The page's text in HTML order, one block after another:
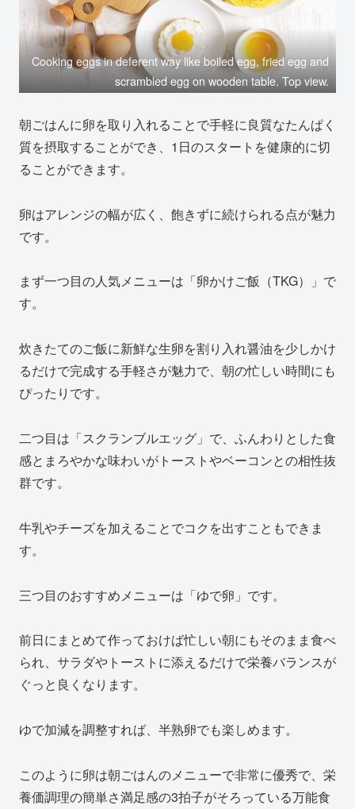
Cooking eggs in deferent way like boiled egg, fried egg and
scrambled egg on wooden table. Top view.
朝ごはんに卵を取り入れることで手軽に良質なたんぱく
質を摂取することができ、1日のスタートを健康的に切
ることができます。
卵はアレンジの幅が広く、飽きずに続けられる点が魅力
です。
まず一つ目の人気メニューは「卵かけご飯（TKG）」で
す。
炊きたてのご飯に新鮮な生卵を割り入れ醤油を少しかけ
るだけで完成する手軽さが魅力で、朝の忙しい時間にも
ぴったりです。
二つ目は「スクランブルエッグ」で、ふんわりとした食
感とまろやかな味わいがトーストやベーコンとの相性抜
群です。
牛乳やチーズを加えることでコクを出すこともできま
す。
三つ目のおすすめメニューは「ゆで卵」です。
前日にまとめて作っておけば忙しい朝にもそのまま食べ
られ、サラダやトーストに添えるだけで栄養バランスが
ぐっと良くなります。
ゆで加減を調整すれば、半熟卵でも楽しめます。
このように卵は朝ごはんのメニューで非常に優秀で、栄
養価調理の簡単さ満足感の3拍子がそろっている万能食